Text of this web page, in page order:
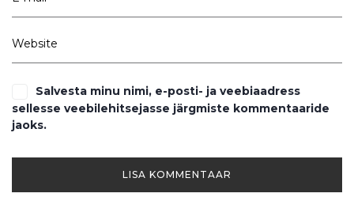
Salvesta minu nimi, e-posti- ja veebiaadress
sellesse veebilehitsejasse järgmiste kommentaaride
jaoks.